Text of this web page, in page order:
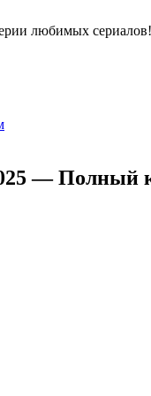
любимых сериалов!
— Полный